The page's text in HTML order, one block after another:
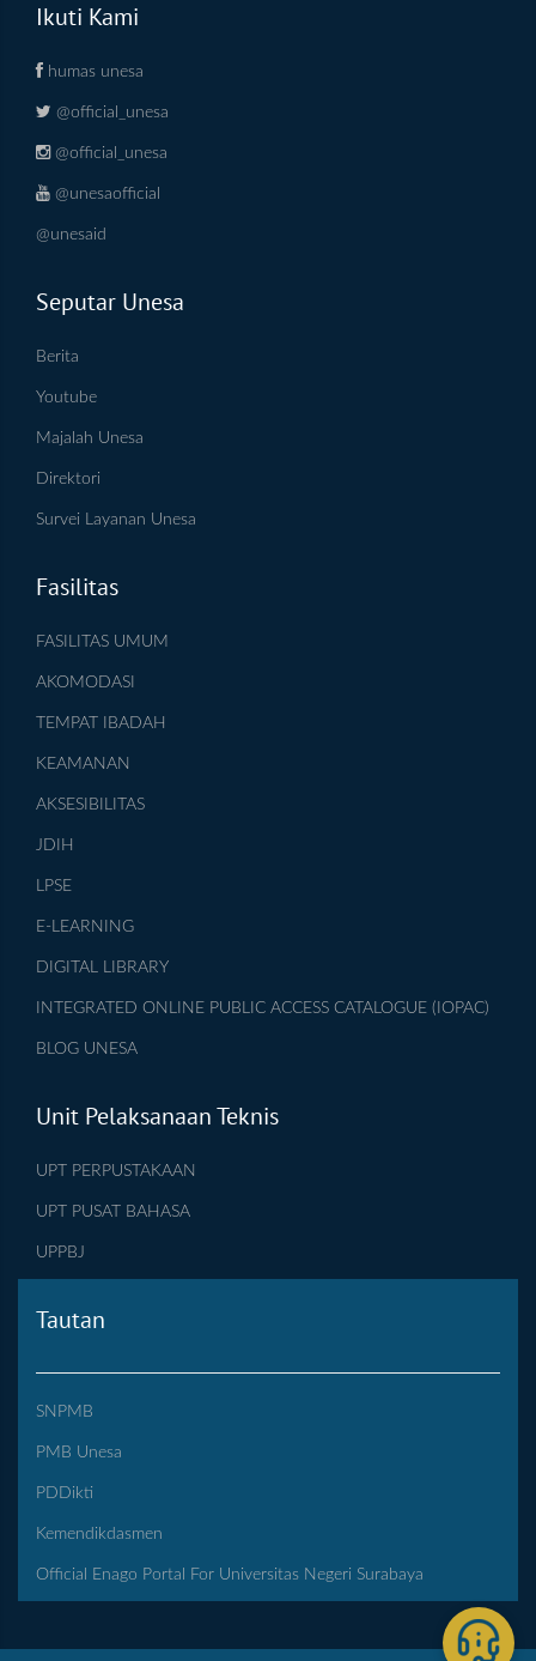
Ikuti Kami
humas unesa
@official_unesa
@official_unesa
@unesaofficial
@unesaid
Seputar Unesa
Berita
Youtube
Majalah Unesa
Direktori
Survei Layanan Unesa
Fasilitas
FASILITAS UMUM
AKOMODASI
TEMPAT IBADAH
KEAMANAN
AKSESIBILITAS
JDIH
LPSE
E-LEARNING
DIGITAL LIBRARY
INTEGRATED ONLINE PUBLIC ACCESS CATALOGUE (IOPAC)
BLOG UNESA
Unit Pelaksanaan Teknis
UPT PERPUSTAKAAN
UPT PUSAT BAHASA
UPPBJ
Tautan
SNPMB
PMB Unesa
PDDikti
Kemendikdasmen
Official Enago Portal For Universitas Negeri Surabaya